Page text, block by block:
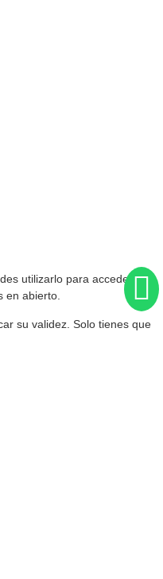
utilizarlo para acceder a
en abierto.
su validez. Solo tienes que